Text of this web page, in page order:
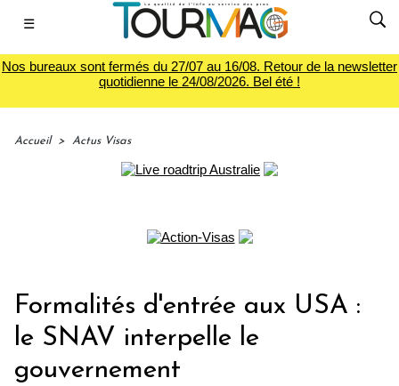
☰
Nos bureaux sont fermés du 27/07 au 16/08. Retour de la newsletter
quotidienne le 24/08/2026. Bel été !
Accueil > Actus Visas
Formalités d'entrée aux USA :
le SNAV interpelle le
gouvernement